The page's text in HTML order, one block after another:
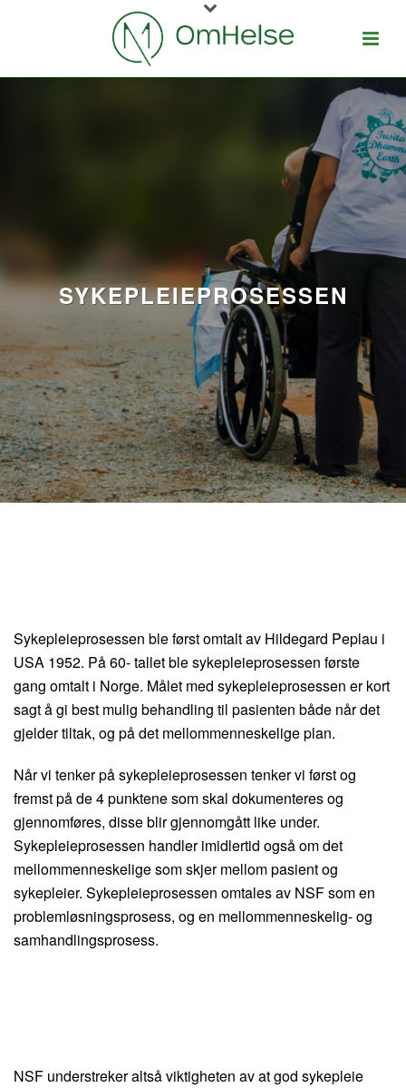
SYKEPLEIEPROSESSEN
Sykepleieprosessen ble først omtalt av Hildegard Peplau i
USA 1952. På 60- tallet ble sykepleieprosessen første
gang omtalt i Norge. Målet med sykepleieprosessen er kort
sagt å gi best mulig behandling til pasienten både når det
gjelder tiltak, og på det mellommenneskelige plan.
Når vi tenker på sykepleieprosessen tenker vi først og
fremst på de 4 punktene som skal dokumenteres og
gjennomføres, disse blir gjennomgått like under.
Sykepleieprosessen handler imidlertid også om det
mellommenneskelige som skjer mellom pasient og
sykepleier. Sykepleieprosessen omtales av NSF som en
problemløsningsprosess, og en mellommenneskelig- og
samhandlingsprosess.
NSF understreker altså viktigheten av at god sykepleie